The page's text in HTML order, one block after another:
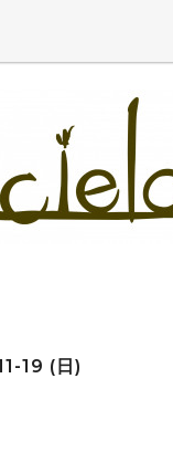
19 (日)